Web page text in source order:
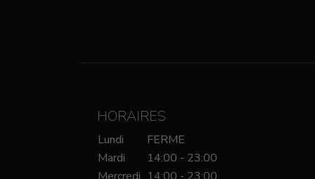
HORAIRES
Lundi
FERME
Mardi
14:00 - 23:00